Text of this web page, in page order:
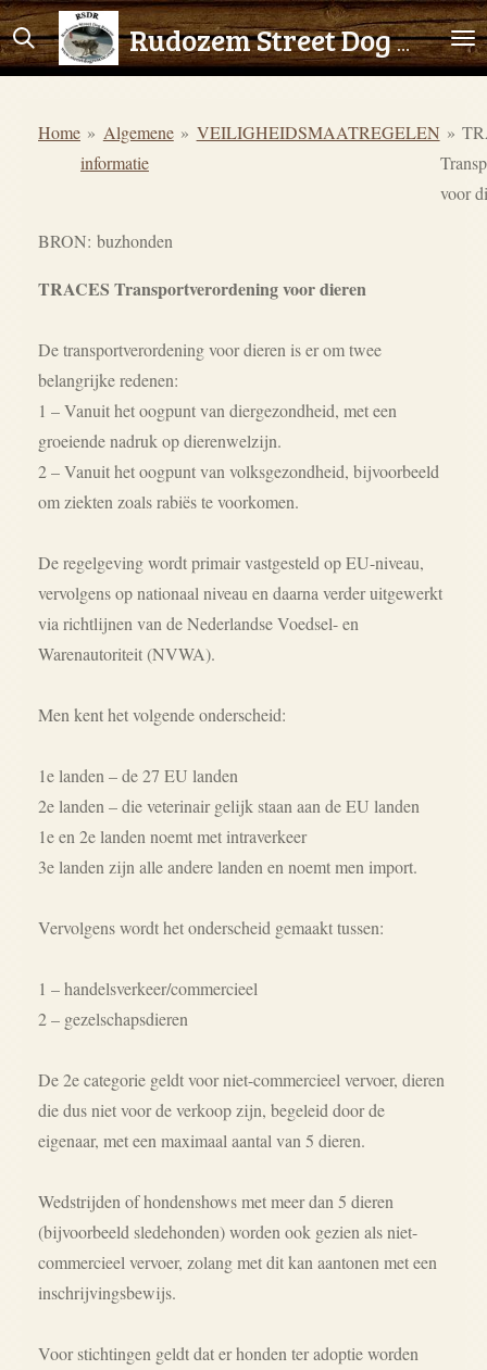
Ga
direct
hoofdinhoud
Rudozem Street Dog Rescue
Home » Algemene
informatie
» VEILIGHEIDSMAATREGELEN »
voor
BRON: buzhonden
TRACES Transportverordening voor dieren
De transportverordening voor dieren is er om twee
belangrijke redenen:
1 – Vanuit het oogpunt van diergezondheid, met een
groeiende nadruk op dierenwelzijn.
2 – Vanuit het oogpunt van volksgezondheid, bijvoorbeeld
om ziekten zoals rabiës te voorkomen.
De regelgeving wordt primair vastgesteld op EU-niveau,
vervolgens op nationaal niveau en daarna verder uitgewerkt
via richtlijnen van de Nederlandse Voedsel- en
Warenautoriteit (NVWA).
Men kent het volgende onderscheid:
1e landen – de 27 EU landen
2e landen – die veterinair gelijk staan aan de EU landen
1e en 2e landen noemt met intraverkeer
3e landen zijn alle andere landen en noemt men import.
Vervolgens wordt het onderscheid gemaakt tussen:
1 – handelsverkeer/commercieel
2 – gezelschapsdieren
De 2e categorie geldt voor niet-commercieel vervoer, dieren
die dus niet voor de verkoop zijn, begeleid door de
eigenaar, met een maximaal aantal van 5 dieren.
Wedstrijden of hondenshows met meer dan 5 dieren
(bijvoorbeeld sledehonden) worden ook gezien als niet-
commercieel vervoer, zolang met dit kan aantonen met een
inschrijvingsbewijs.
Voor stichtingen geldt dat er honden ter adoptie worden